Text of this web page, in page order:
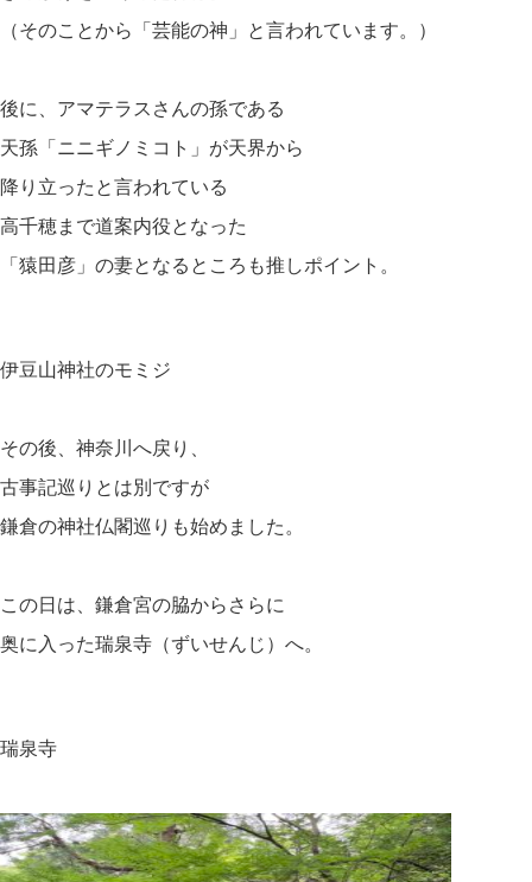
（そのことから「芸能の神」と言われています。）
後に、アマテラスさんの孫である
天孫「ニニギノミコト」が天界から
降り立ったと言われている
高千穂まで道案内役となった
「猿田彦」の妻となるところも推しポイント。
伊豆山神社のモミジ
その後、神奈川へ戻り、
古事記巡りとは別ですが
鎌倉の神社仏閣巡りも始めました。
この日は、鎌倉宮の脇からさらに
奥に入った瑞泉寺（ずいせんじ）へ。
瑞泉寺